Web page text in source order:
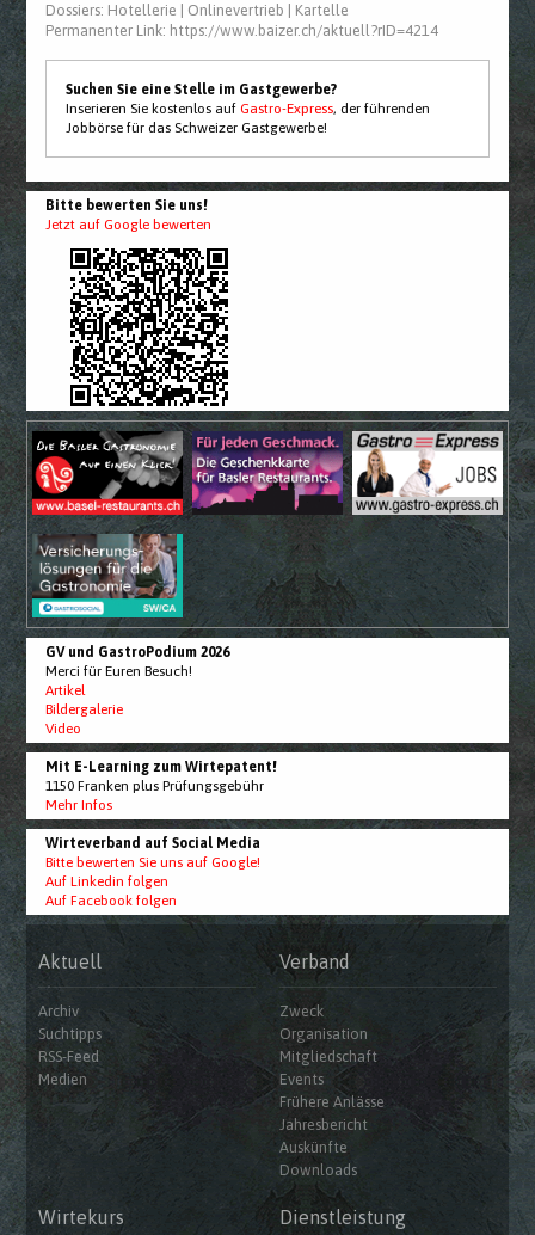
Dossiers: Hotellerie Onlinevertrieb
Kartelle
Permanenter Link: https://www.baizer.ch/aktuell?rID=4214
Suchen Sie eine Stelle im Gastgewerbe?
Inserieren Sie kostenlos aufGastro-Express, der führenden
Jobbörse für das Schweizer Gastgewerbe!
Bitte bewerten Sie uns!
Jetzt auf Google bewerten
GV und GastroPodium 2026
Merci für Euren Besuch!
Artikel
Bildergalerie
Video
Mit E-Learning zum Wirtepatent!
1150 Franken plus Prüfungsgebühr
Mehr Infos
Wirteverband auf Social Media
Bitte bewerten Sie uns auf Google!
Auf Linkedin folgen
Auf Facebook folgen
Aktuell
Archiv
Suchtipps
RSS-Feed
Medien
Verband
Zweck
Organisation
Mitgliedschaft
Events
Frühere Anlässe
Jahresbericht
Auskünfte
Downloads
Wirtekurs Dienstleistung